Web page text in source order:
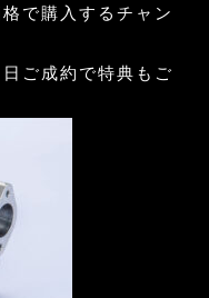
で購入するチャン
ご成約で特典もご